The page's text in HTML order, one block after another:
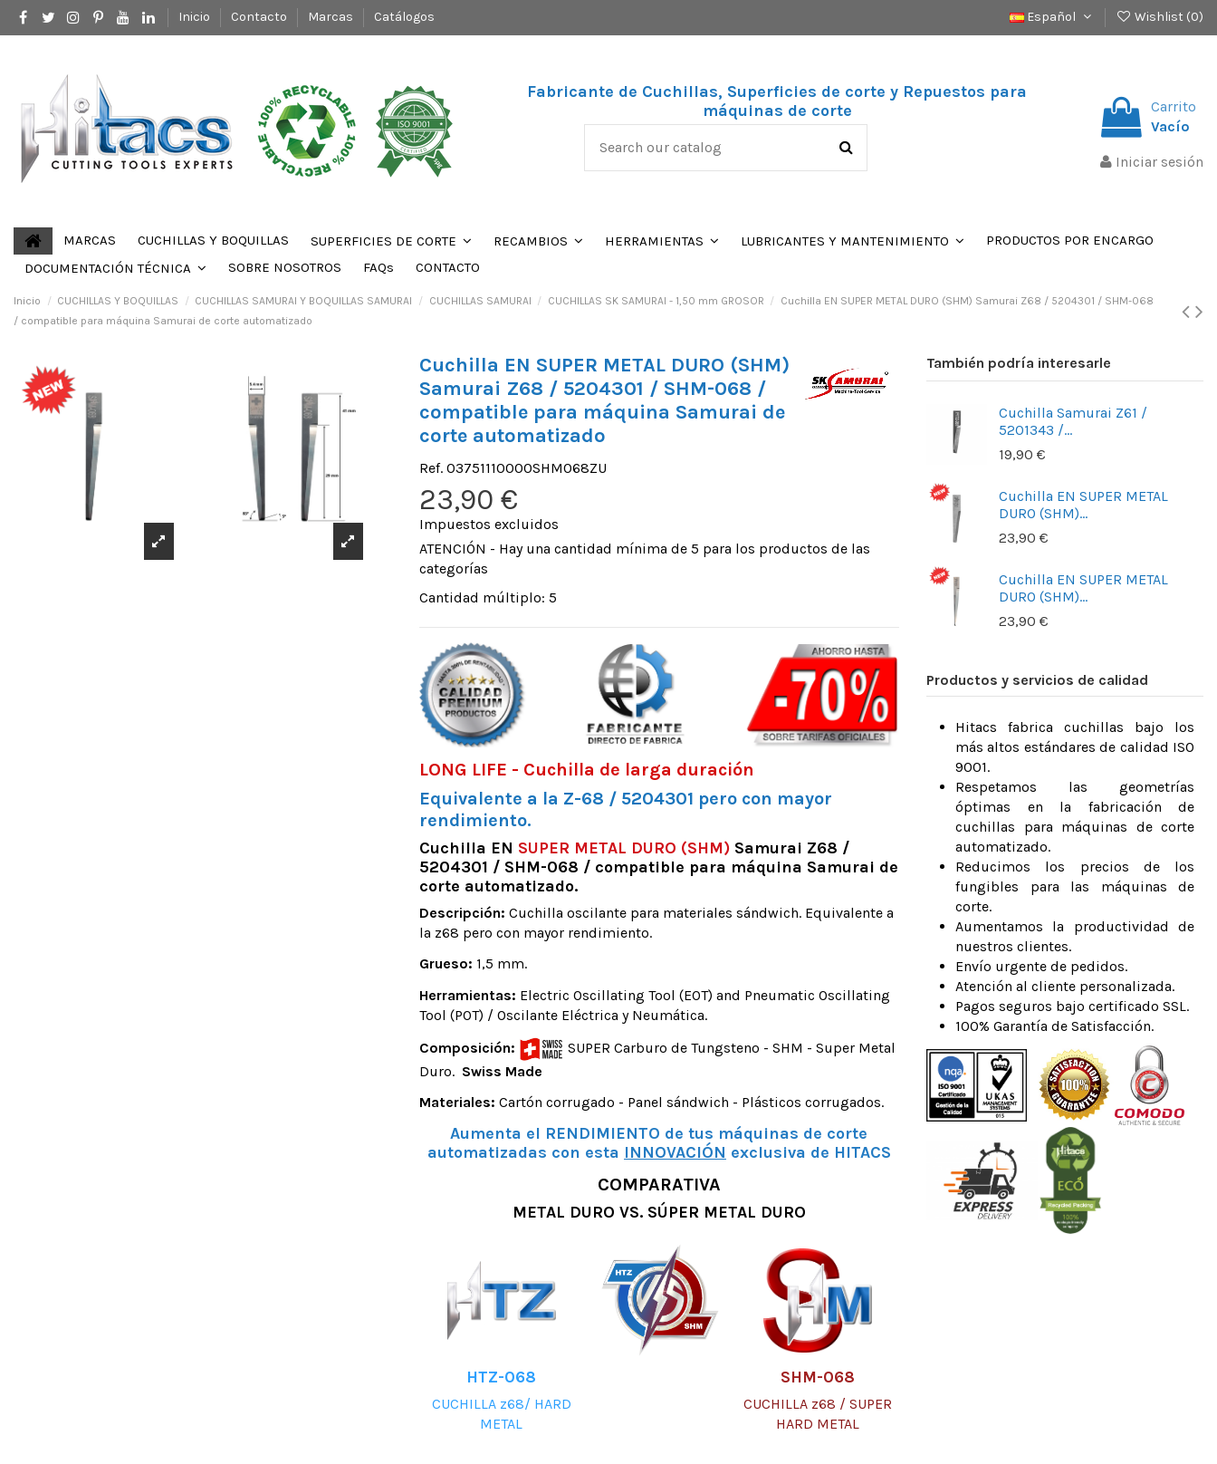
Inicio Contacto Marcas Catálogos Español Wishlist (0)
Fabricante de Cuchillas, Superficies de corte y Repuestos para
máquinas de corte
Carrito
Vacío
Iniciar sesión
MARCAS CUCHILLAS Y BOQUILLAS SUPERFICIES DE CORTE RECAMBIOS HERRAMIENTAS LUBRICANTES Y MANTENIMIENTO
PRODUCTOS POR ENCARGO
DOCUMENTACIÓN TÉCNICA
SOBRE NOSOTROS FAQs CONTACTO
Inicio CUCHILLAS Y BOQUILLAS CUCHILLAS SAMURAI Y BOQUILLAS SAMURAI CUCHILLAS SAMURAI CUCHILLAS SK SAMURAI - 1,50 mm GROSOR
Cuchilla EN SUPER METAL DURO (SHM) Samurai Z68 / 5204301 / SHM-068
/ compatible para máquina Samurai de corte automatizado
Cuchilla EN SUPER METAL DURO (SHM)
Samurai Z68 / 5204301 / SHM-068 /
compatible para máquina Samurai de
corte automatizado
Ref. 03751110000SHM068ZU
23,90 €
Impuestos excluidos
ATENCIÓN - Hay una cantidad mínima de 5 para los productos de las
categorías
Cantidad múltiplo: 5
LONG LIFE - Cuchilla de larga duración
Equivalente a la Z-68 / 5204301 pero con mayor
rendimiento.
Cuchilla EN SUPER METAL DURO (SHM)Samurai Z68 /
5204301 / SHM-068 / compatible para máquina Samurai de
corte automatizado.
Descripción: Cuchilla oscilante para materiales sándwich. Equivalente a
la z68 pero con mayor rendimiento.
Grueso: 1,5 mm.
Herramientas: Electric Oscillating Tool (EOT) and Pneumatic Oscillating
Tool (POT) / Oscilante Eléctrica y Neumática.
Composición:
SUPER Carburo de Tungsteno - SHM - Super Metal
Duro. Swiss Made
Materiales: Cartón corrugado - Panel sándwich - Plásticos corrugados.
Aumenta el RENDIMIENTO de tus máquinas de corte
automatizadas con esta INNOVACIÓN exclusiva de HITACS
COMPARATIVA
METAL DURO VS. SÚPER METAL DURO
HTZ-068
CUCHILLA z68/ HARD
METAL
SHM-068
CUCHILLA z68 / SUPER
HARD METAL
También podría interesarle
Cuchilla Samurai Z61 /
5201343 /...
19,90 €
Cuchilla EN SUPER METAL
DURO (SHM)...
23,90 €
Cuchilla EN SUPER METAL
DURO (SHM)...
23,90 €
Productos y servicios de calidad
Hitacs fabrica cuchillas bajo los
más altos estándares de calidad ISO
9001.
Respetamos las geometrías
óptimas en la fabricación de
cuchillas para máquinas de corte
automatizado.
Reducimos los precios de los
fungibles para las máquinas de
corte.
Aumentamos la productividad de
nuestros clientes.
Envío urgente de pedidos.
Atención al cliente personalizada.
Pagos seguros bajo certificado SSL.
100% Garantía de Satisfacción.